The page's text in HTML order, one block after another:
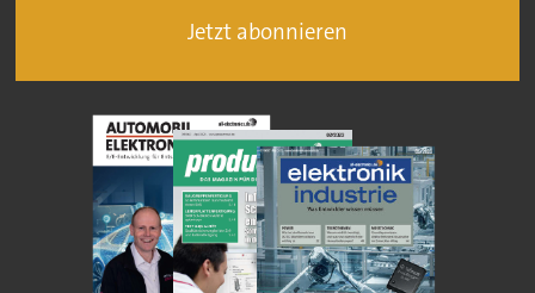
Jetzt abonnieren